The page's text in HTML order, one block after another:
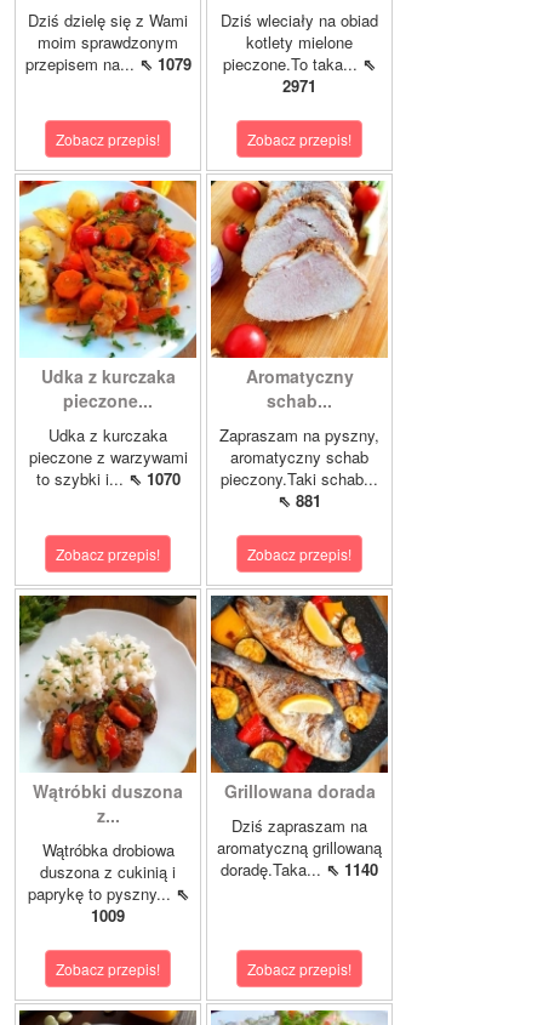
Dziś dzielę się z Wami
moim sprawdzonym
przepisem na... ⇖ 1079
Zobacz przepis!
Dziś wleciały na obiad
kotlety mielone
pieczone.To taka... ⇖
2971
Zobacz przepis!
Udka z kurczaka
pieczone...
Udka z kurczaka
pieczone z warzywami
to szybki i... ⇖ 1070
Zobacz przepis!
Aromatyczny
schab...
Zapraszam na pyszny,
aromatyczny schab
pieczony.Taki schab...
⇖ 881
Zobacz przepis!
Wątróbki duszona
z...
Wątróbka drobiowa
duszona z cukinią i
paprykę to pyszny... ⇖
1009
Zobacz przepis!
Grillowana dorada
Dziś zapraszam na
aromatyczną grillowaną
doradę.Taka... ⇖ 1140
Zobacz przepis!